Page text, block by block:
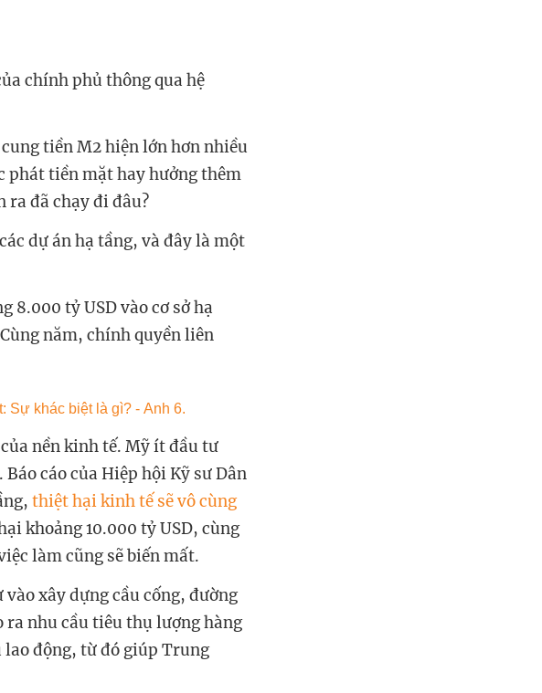
chính phủ thông qua hệ
tiền M2 hiện lớn hơn nhiều
phát tiền mặt hay hưởng thêm
ra đã chạy đi đâu?
dự án hạ tầng, và đây là một
8.000 tỷ USD vào cơ sở hạ
năm, chính quyền liên
nền kinh tế. Mỹ ít đầu tư
cáo của Hiệp hội Kỹ sư Dân
thiệt hại kinh tế sẽ vô cùng
khoảng 10.000 tỷ USD, cùng
làm cũng sẽ biến mất.
xây dựng cầu cống, đường
ra nhu cầu tiêu thụ lượng hàng
lao động, từ đó giúp Trung